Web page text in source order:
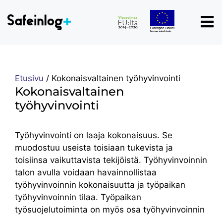
Etusivu / Kokonaisvaltainen työhyvinvointi
Kokonaisvaltainen
työhyvinvointi
Työhyvinvointi on laaja kokonaisuus. Se
muodostuu useista toisiaan tukevista ja
toisiinsa vaikuttavista tekijöistä. Työhyvinvoinnin
talon avulla voidaan havainnollistaa
työhyvinvoinnin kokonaisuutta ja työpaikan
työhyvinvoinnin tilaa. Työpaikan
työsuojelutoiminta on myös osa työhyvinvoinnin